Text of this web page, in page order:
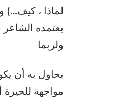
لماذا ، كيف…)
يعتمده
ولربما
يحاول به أن
مواجهة